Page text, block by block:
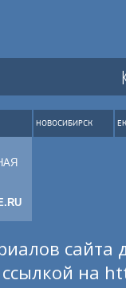
НОВОСИБИРСК
сайта
ссылкой на